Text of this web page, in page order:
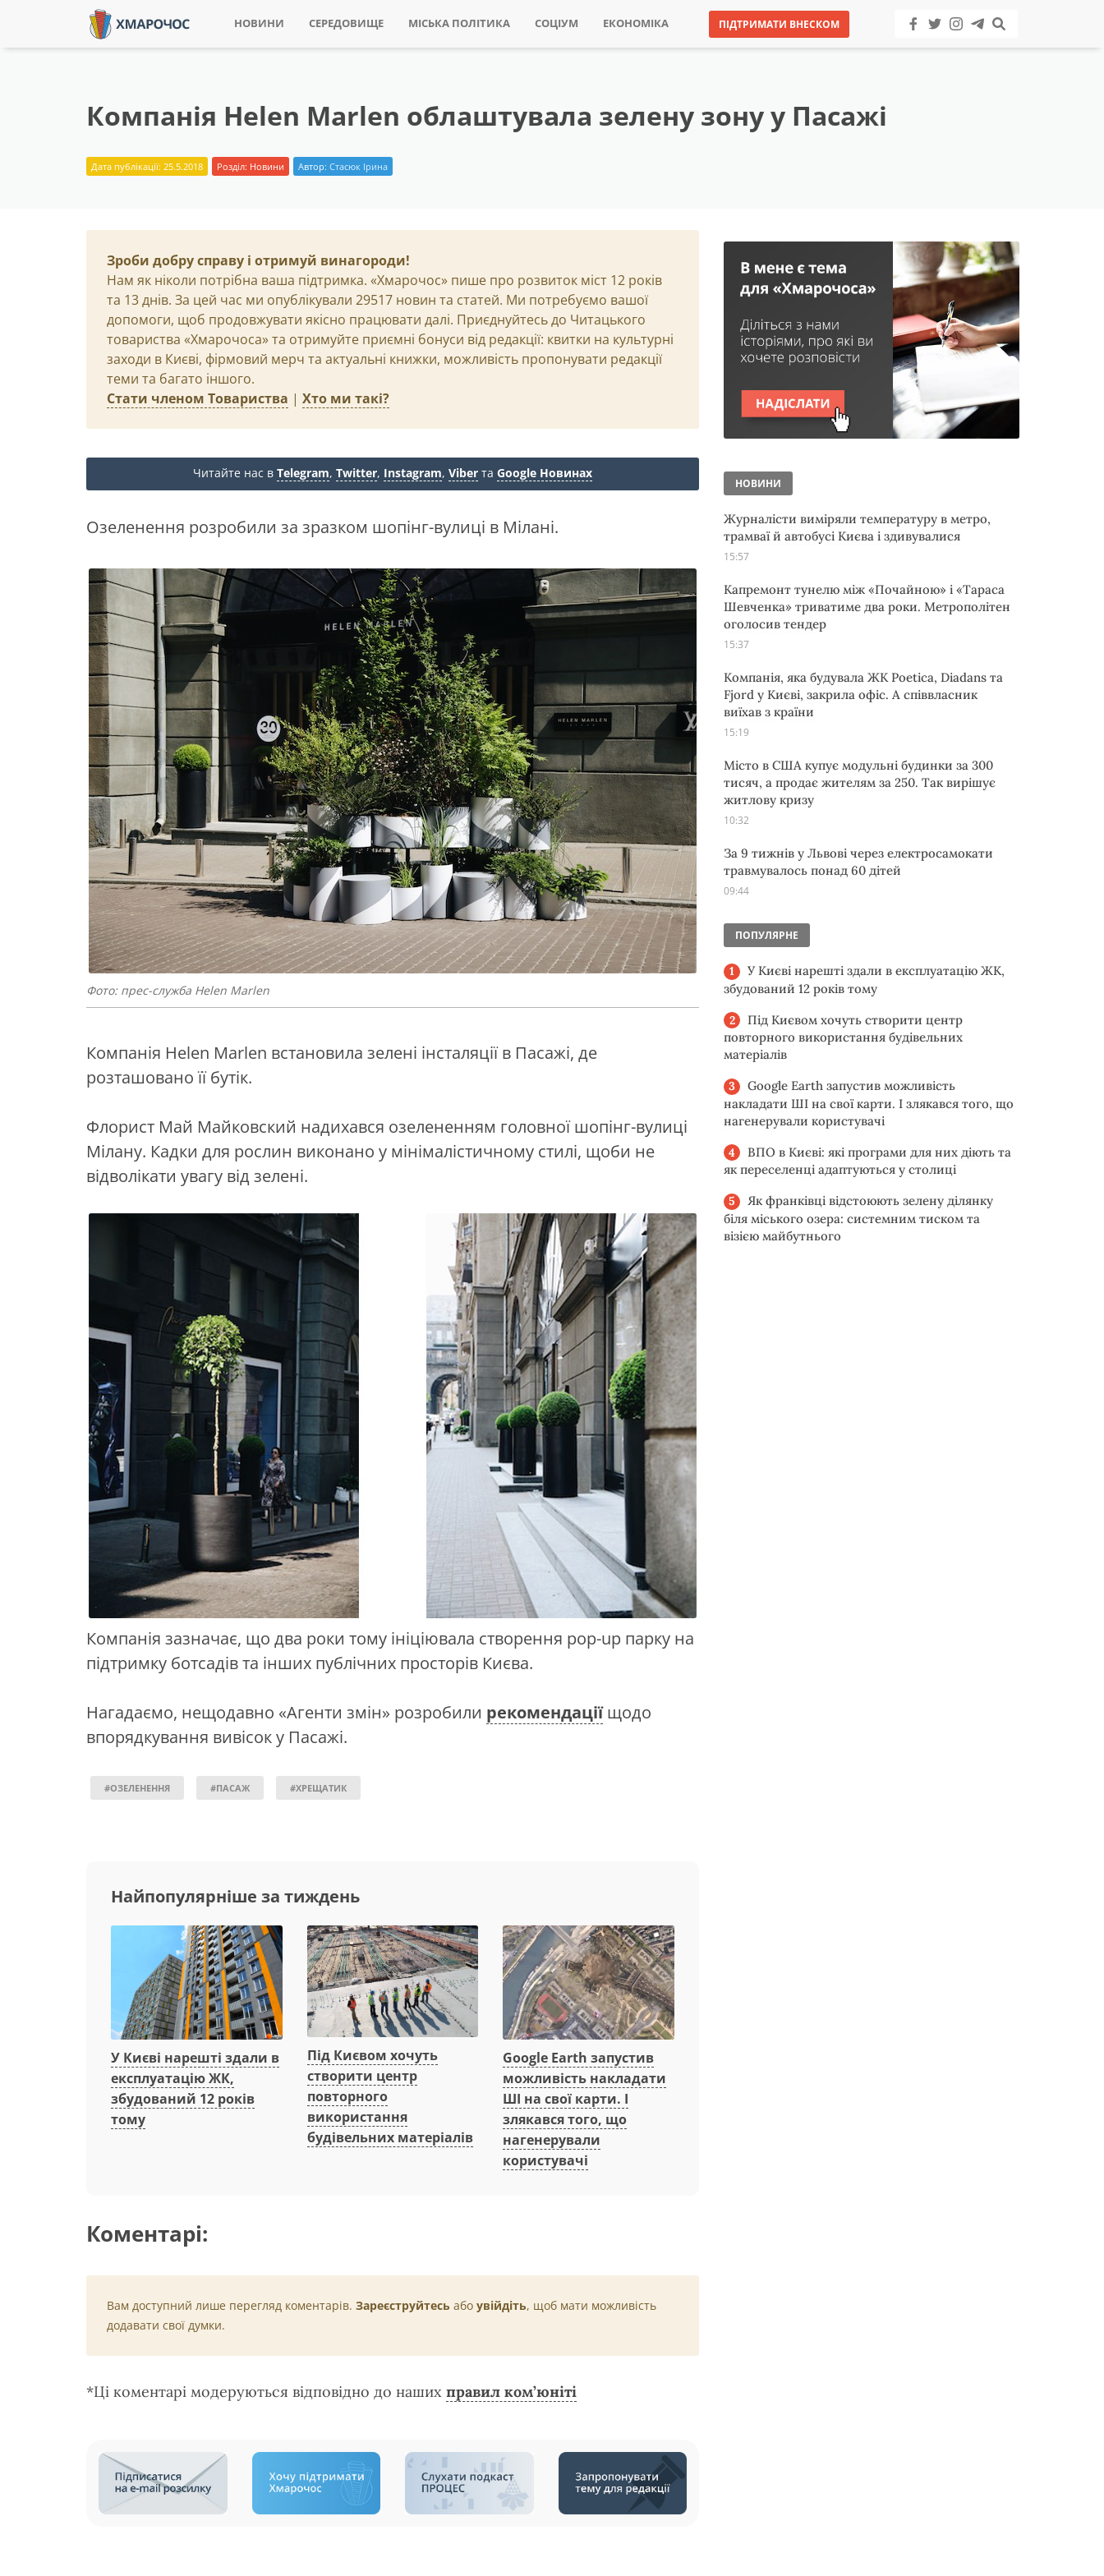
НОВИНИ СЕРЕДОВИЩЕ МІСЬКА ПОЛІТИКА СОЦІУМ ЕКОНОМІКА ПІДТРИМАТИ ВНЕСКОМ
Компанія Helen Marlen облаштувала зелену зону у Пасажі
Дата публікації: 25.5.2018 Розділ: Новини Автор: Стасюк Ірина
Зроби добру справу і отримуй винагороди!
Нам як ніколи потрібна ваша підтримка. «Хмарочос» пише про розвиток міст 12 років
та 13 днів. За цей час ми опублікували 29517 новин та статей. Ми потребуємо вашої
допомоги, щоб продовжувати якісно працювати далі. Приєднуйтесь до Читацького
товариства «Хмарочоса» та отримуйте приємні бонуси від редакції: квитки на культурні
заходи в Києві, фірмовий мерч та актуальні книжки, можливість пропонувати редакції
теми та багато іншого.
Стати членом Товариства | Хто ми такі?
Читайте нас в Telegram, Twitter, Instagram, Viber та Google Новинах
Озеленення розробили за зразком шопінг-вулиці в Мілані.
Фото: прес-служба Helen Marlen
Компанія Helen Marlen встановила зелені інсталяції в Пасажі, де
розташовано її бутік.
Флорист Май Майковский надихався озелененням головної шопінг-вулиці
Мілану. Кадки для рослин виконано у мінімалістичному стилі, щоби не
відволікати увагу від зелені.
Компанія зазначає, що два роки тому ініціювала створення pop-up парку на
підтримку ботсадів та інших публічних просторів Києва.
Нагадаємо, нещодавно «Агенти змін» розробили рекомендаціїщодо
впорядкування вивісок у Пасажі.
#ОЗЕЛЕНЕННЯ #ПАСАЖ #ХРЕЩАТИК
Найпопулярніше за тиждень
У Києві нарешті здали в
експлуатацію ЖК,
збудований 12 років
тому
Під Києвом хочуть
створити центр
повторного
використання
будівельних матеріалів
Google Earth запустив
можливість накладати
ШІ на свої карти. І
злякався того, що
нагенерували
користувачі
Коментарі:
Вам доступний лише перегляд коментарів. Зареєструйтесь або увійдіть, щоб мати можливість
додавати свої думки.
*Ці коментарі модеруються відповідно до наших правил ком’юніті
НОВИНИ
Журналісти виміряли температуру в метро,
трамваї й автобусі Києва і здивувалися
15:57
Капремонт тунелю між «Почайною» і «Тараса
Шевченка» триватиме два роки. Метрополітен
оголосив тендер
15:37
Компанія, яка будувала ЖК Poetica, Diadans та
Fjord у Києві, закрила офіс. А співвласник
виїхав з країни
15:19
Місто в США купує модульні будинки за 300
тисяч, а продає жителям за 250. Так вирішує
житлову кризу
10:32
За 9 тижнів у Львові через електросамокати
травмувалось понад 60 дітей
09:44
ПОПУЛЯРНЕ
У Києві нарешті здали в експлуатацію ЖК,
збудований 12 років тому
Під Києвом хочуть створити центр
повторного використання будівельних
матеріалів
Google Earth запустив можливість
накладати ШІ на свої карти. І злякався того, що
нагенерували користувачі
ВПО в Києві: які програми для них діють та
як переселенці адаптуються у столиці
Як франківці відстоюють зелену ділянку
біля міського озера: системним тиском та
візією майбутнього